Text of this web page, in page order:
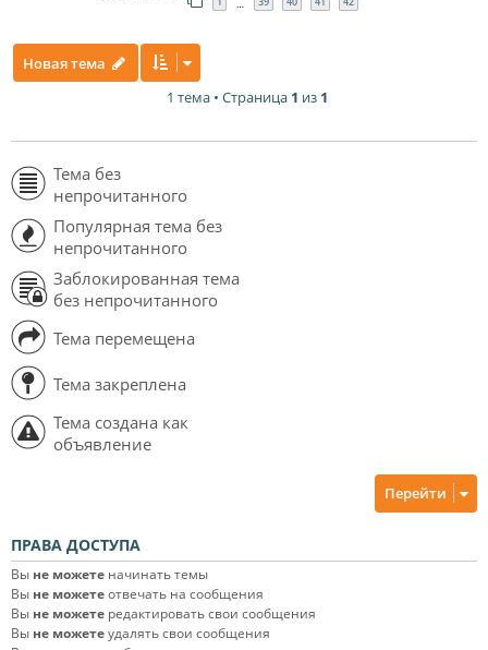
…
Новая тема
1 тема • Страница 1 из 1
Тема без
непрочитанного
Популярная тема без
непрочитанного
Заблокированная тема
без непрочитанного
Тема перемещена
Тема закреплена
Тема создана как
объявление
Перейти
ПРАВА ДОСТУПА
Вы не можете начинать темы
Вы не можетеотвечать на сообщения
Вы не можете редактировать свои сообщения
Вы не можетеудалять свои сообщения